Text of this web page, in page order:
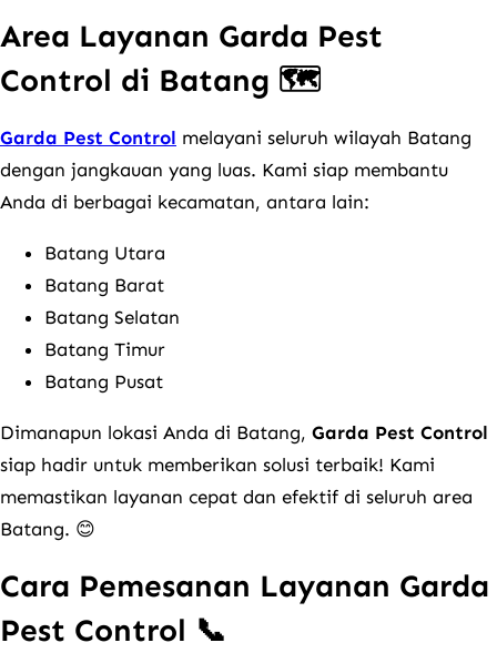
Area Layanan Garda Pest
Control di Batang 🗺️
Garda Pest Control melayani seluruh wilayah Batang
dengan jangkauan yang luas. Kami siap membantu
Anda di berbagai kecamatan, antara lain:
Batang Utara
Batang Barat
Batang Selatan
Batang Timur
Batang Pusat
Dimanapun lokasi Anda di Batang, Garda Pest Control
siap hadir untuk memberikan solusi terbaik! Kami
memastikan layanan cepat dan efektif di seluruh area
Batang. 😊
Cara Pemesanan Layanan Garda
Pest Control 📞